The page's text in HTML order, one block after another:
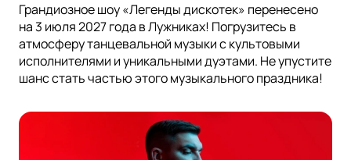
Грандиозное шоу «Легенды дискотек» перенесено
на 3 июля 2027 года в Лужниках! Погрузитесь в
атмосферу танцевальной музыки с культовыми
исполнителями и уникальными дуэтами. Не упустите
шанс стать частью этого музыкального праздника!